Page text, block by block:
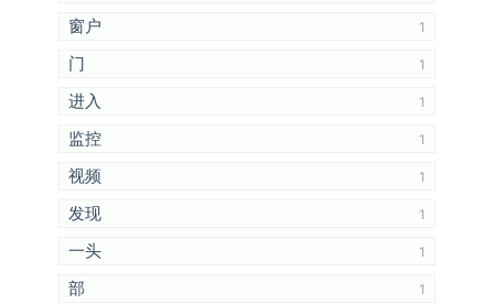
窗户 1
门 1
进入 1
监控 1
视频 1
发现 1
一头 1
部 1